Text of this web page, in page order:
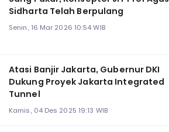
Sidharta Telah Berpulang
Senin, 16 Mar 2026 10:54 WIB
Atasi Banjir Jakarta, Gubernur DKI
Dukung Proyek Jakarta Integrated
Tunnel
Kamis, 04 Des 2025 19:13 WIB